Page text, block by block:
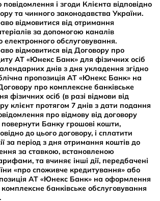
підписаного договору натисни
або "Завантажити", та завантаж
з документами.
знайдеш у теці
поточного рахунку),
податковий номер (ІПН) за
які необхідні для відкриття
малолітнім особам( до 14
за посиланням.
і згоди Клієнта відповідно
та чинного законодавства України.
відмовитися від отримання
за допомогою каналів
електронного обслуговування.
відмовитися від Договору про
АТ «Юнекс Банк» для фізичних осіб
днів з дня укладення згідно
пропозиція АТ «Юнекс Банк» на
про комплексне банківське
фізичних осіб (в разі відмови від
клієнт протягом 7 днів з дати подання
про відмову від договору
Банку грошові кошти,
до цього договору, і сплатити
за період з дня отримання коштів до
за ставкою, встановленою
та вчиняє інші дії, передбачені
«про споживче кредитування» або
АТ «Юнекс Банк» на оформлення
банківське обслуговування